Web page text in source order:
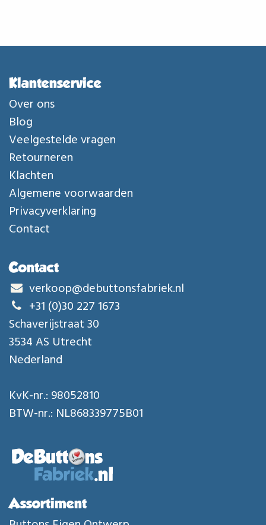
Klantenservice
Over ons
Blog
Veelgestelde vragen
Retourneren
Klachten
Algemene voorwaarden
Privacyverklaring
Contact
Contact
verkoop@debuttonsfabriek.nl
+31 (0)30 227 1673
Schaverijstraat 30
3534 AS Utrecht
Nederland
KvK-nr.: 98052810
BTW-nr.: NL868339775B01
Assortiment